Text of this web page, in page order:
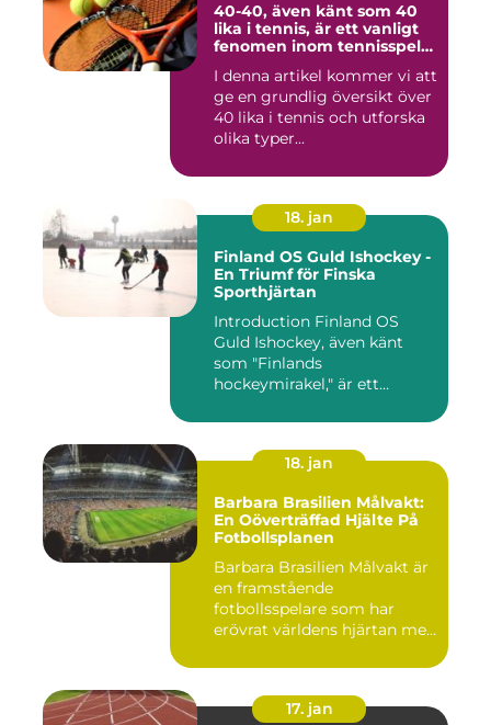
40-40, även känt som 40
lika i tennis, är ett vanligt
fenomen inom tennisspelet
spännande och
frustrerande för spelare
och fans
I denna artikel kommer vi att
ge en grundlig översikt över
40 lika i tennis och utforska
olika typer...
18. jan
Finland OS Guld Ishockey -
En Triumf för Finska
Sporthjärtan
Introduction Finland OS
Guld Ishockey, även känt
som "Finlands
hockeymirakel," är ett
18. jan
Barbara Brasilien Målvakt:
En Oöverträffad Hjälte På
Fotbollsplanen
Barbara Brasilien Målvakt är
en framstående
fotbollsspelare som har
erövrat världens hjärtan med
17. jan